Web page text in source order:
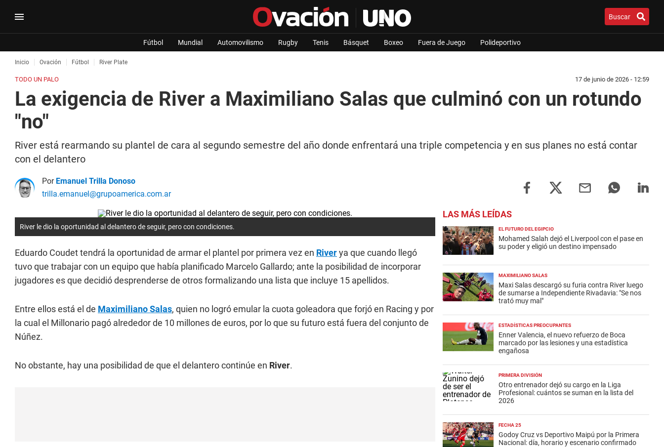
Buscar
Fútbol Mundial Automovilismo Rugby Tenis Básquet Boxeo Fuera de Juego Polideportivo
Inicio Ovación Fútbol River Plate
TODO UN PALO 17 de junio de 2026 - 12:59
La exigencia de River a Maximiliano Salas que culminó con un rotundo
"no"
River está rearmando su plantel de cara al segundo semestre del año donde enfrentará una triple competencia y en sus planes no está contar
con el delantero
Por Emanuel Trilla Donoso
trilla.emanuel@grupoamerica.com.ar
River le dio la oportunidad al delantero de seguir, pero con condiciones.
Eduardo Coudet tendrá la oportunidad de armar el plantel por primera vez en Riverya que cuando llegó
tuvo que trabajar con un equipo que había planificado Marcelo Gallardo; ante la posibilidad de incorporar
jugadores es que decidió desprenderse de otros formalizando una lista que incluye 15 apellidos.
Entre ellos está el de Maximiliano Salas, quien no logró emular la cuota goleadora que forjó en Racing y por
la cual el Millonario pagó alrededor de 10 millones de euros, por lo que su futuro está fuera del conjunto de
Núñez.
No obstante, hay una posibilidad de que el delantero continúe en River.
LAS MÁS LEÍDAS
EL FUTURO DEL EGIPCIO
Mohamed Salah dejó el Liverpool con el pase en
su poder y eligió un destino impensado
MAXIMILIANO SALAS
Maxi Salas descargó su furia contra River luego
de sumarse a Independiente Rivadavia: "Se nos
trató muy mal"
ESTADÍSTICAS PREOCUPANTES
Enner Valencia, el nuevo refuerzo de Boca
marcado por las lesiones y una estadística
engañosa
PRIMERA DIVISIÓN
Otro entrenador dejó su cargo en la Liga
Profesional: cuántos se suman en la lista del
2026
FECHA 25
Godoy Cruz vs Deportivo Maipú por la Primera
Nacional: día, horario y escenario confirmado